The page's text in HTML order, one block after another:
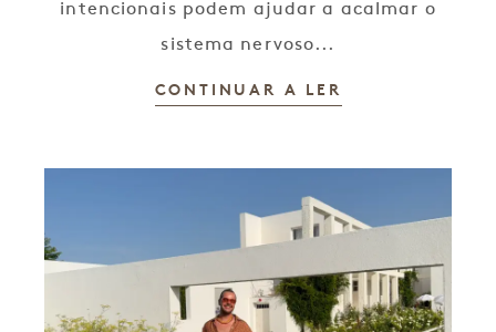
intencionais podem ajudar a acalmar o
sistema nervoso...
CONTINUAR A LER